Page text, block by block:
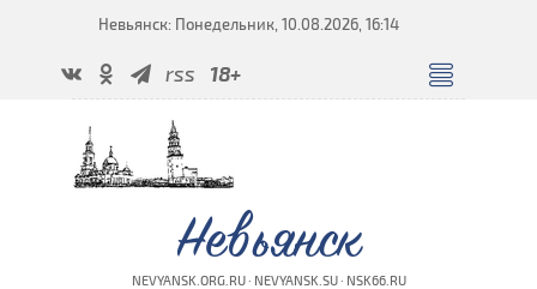
Невьянск: Понедельник, 10.08.2026, 16:14
rss 18+
Невьянск
NEVYANSK.ORG.RU · NEVYANSK.SU · NSK66.RU